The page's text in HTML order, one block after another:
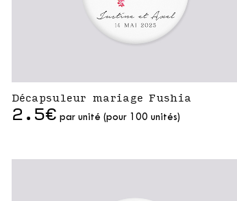
Décapsuleur mariage Fushia
2.5€ par unité (pour 100 unités)